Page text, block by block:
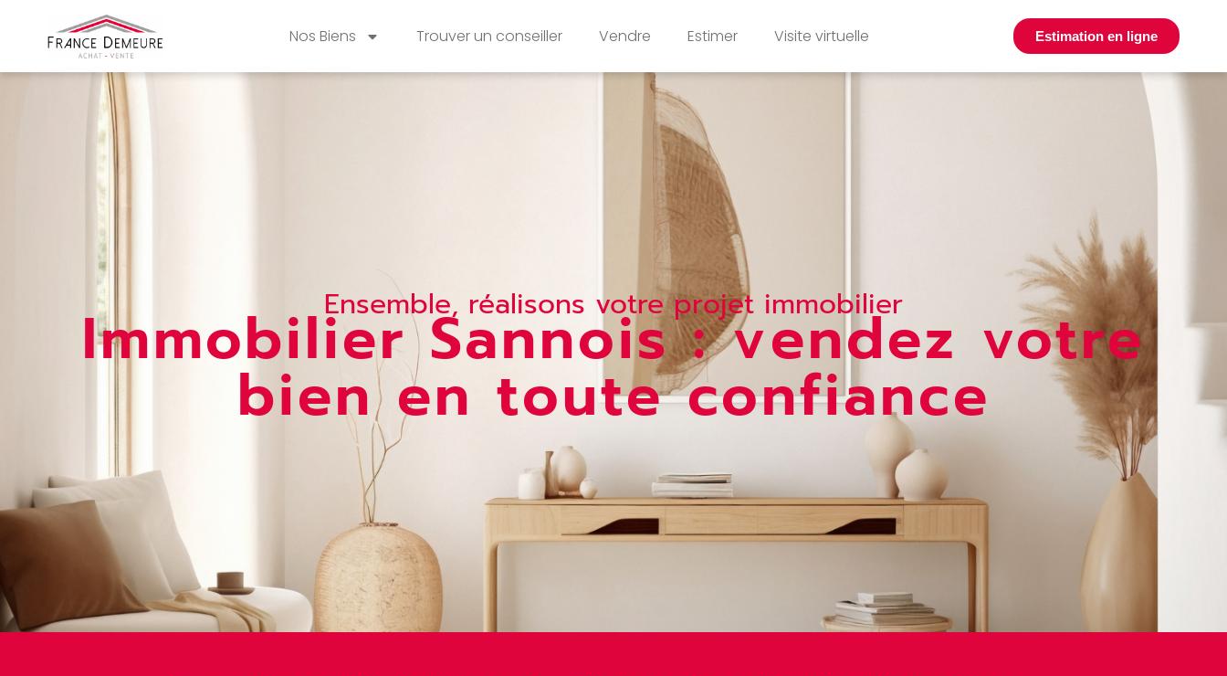
Nos Biens Trouver un conseiller Vendre Estimer Visite virtuelle Estimation en ligne
Ensemble, réalisons votre projet immobilier
Immobilier Sannois : vendez votre
bien en toute confiance